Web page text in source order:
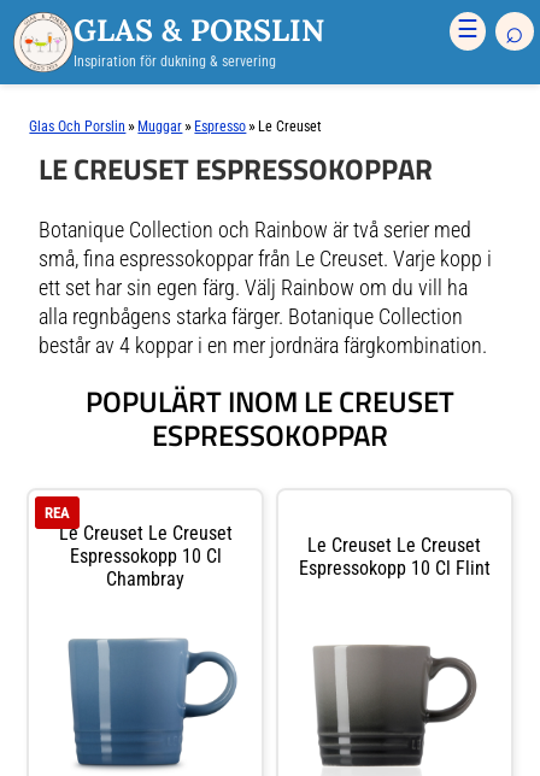
GLAS & PORSLIN
Inspiration för dukning & servering
☰ ⌕
Glas Och Porslin » Muggar » Espresso » Le Creuset
LE CREUSET ESPRESSOKOPPAR
Botanique Collection och Rainbow är två serier med
små, fina espressokoppar från Le Creuset. Varje kopp i
ett set har sin egen färg. Välj Rainbow om du vill ha
alla regnbågens starka färger. Botanique Collection
består av 4 koppar i en mer jordnära färgkombination.
POPULÄRT INOM LE CREUSET
ESPRESSOKOPPAR
Le Creuset Le Creuset
Espressokopp 10 Cl
Chambray
REA
Le Creuset Le Creuset
Espressokopp 10 Cl Flint